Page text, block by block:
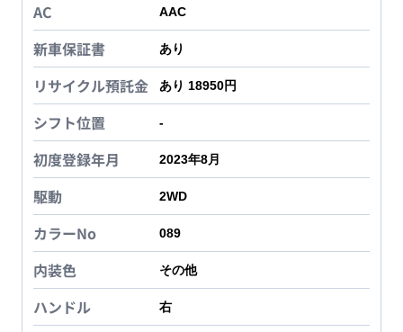
AC AAC
新車保証書 あり
リサイクル預託金 あり 18950円
シフト位置 -
初度登録年月 2023年8月
駆動 2WD
カラーNo 089
内装色 その他
ハンドル 右